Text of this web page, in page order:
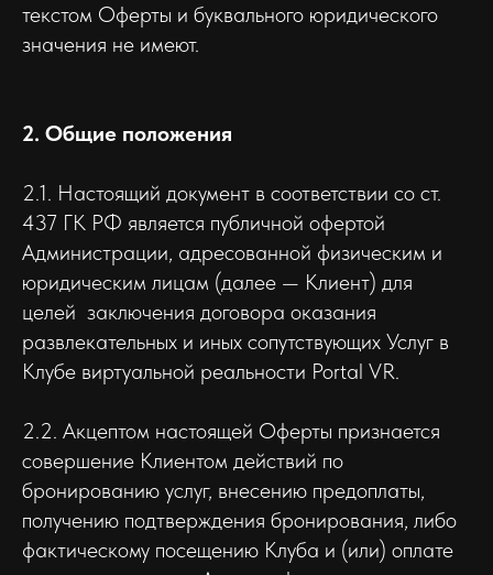
текстом Оферты и буквального юридического
значения не имеют.
2. Общие положения
2.1. Настоящий документ в соответствии со ст.
437 ГК РФ является публичной офертой
Администрации, адресованной физическим и
юридическим лицам (далее — Клиент) для
целей заключения договора оказания
развлекательных и иных сопутствующих Услуг в
Клубе виртуальной реальности Portal VR.
2.2. Акцептом настоящей Оферты признается
совершение Клиентом действий по
бронированию услуг, внесению предоплаты,
получению подтверждения бронирования, либо
фактическому посещению Клуба и (или) оплате